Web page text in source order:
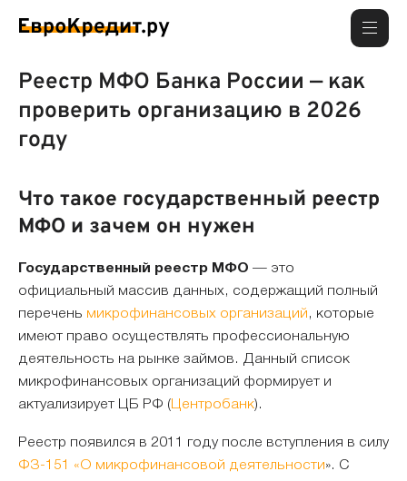
Реестр МФО Банка России — как
проверить организацию в 2026
году
Что такое государственный реестр
МФО и зачем он нужен
Государственный реестр МФО — это
официальный массив данных, содержащий полный
перечень микрофинансовых организаций , которые
имеют право осуществлять профессиональную
деятельность на рынке займов. Данный список
микрофинансовых организаций формирует и
актуализирует ЦБ РФ ( Центробанк).
Реестр появился в 2011 году после вступления в силу
ФЗ-151 «О микрофинансовой деятельности». С